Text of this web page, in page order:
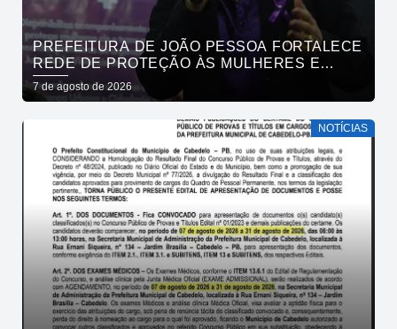
PREFEITURA DE JOÃO PESSOA FORTALECE
REDE DE PROTEÇÃO ÀS MULHERES E
ENTENDE QUE ACOLHER É SALVAR VIDAS
7 de agosto de 2026
NOTÍCIAS